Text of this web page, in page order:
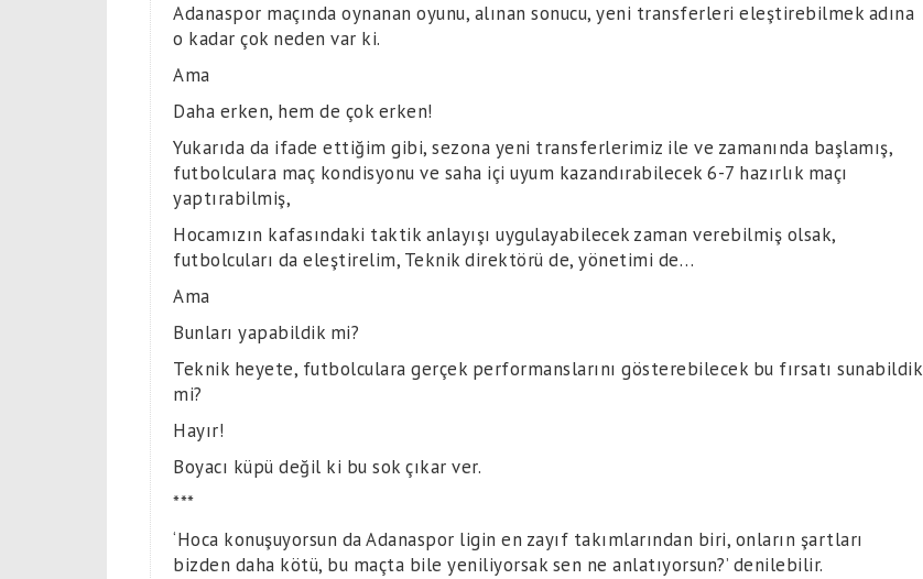
Adanaspor maçında oynanan oyunu, alınan sonucu, yeni transferleri eleştirebilmek adına
o kadar çok neden var ki.
Ama
Daha erken, hem de çok erken!
Yukarıda da ifade ettiğim gibi, sezona yeni transferlerimiz ile ve zamanında başlamış,
futbolculara maç kondisyonu ve saha içi uyum kazandırabilecek 6-7 hazırlık maçı
yaptırabilmiş,
Hocamızın kafasındaki taktik anlayışı uygulayabilecek zaman verebilmiş olsak,
futbolcuları da eleştirelim, Teknik direktörü de, yönetimi de…
Ama
Bunları yapabildik mi?
Teknik heyete, futbolculara gerçek performanslarını gösterebilecek bu fırsatı sunabildik
mi?
Hayır!
Boyacı küpü değil ki bu sok çıkar ver.
***
‘Hoca konuşuyorsun da Adanaspor ligin en zayıf takımlarından biri, onların şartları
bizden daha kötü, bu maçta bile yeniliyorsak sen ne anlatıyorsun?’ denilebilir.